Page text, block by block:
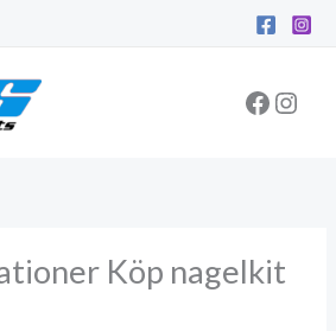
Köp nagelkit